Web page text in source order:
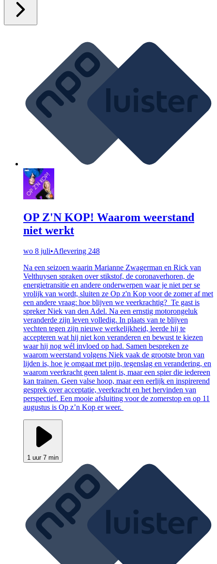
OP Z'N KOP! Waarom weerstand
niet werkt
wo 8 juli•Aflevering 248
Na een seizoen waarin Marianne Zwagerman en Rick van
Velthuysen spraken over stikstof, de coronaverhoren, de
energietransitie en andere onderwerpen waar je niet per se
vrolijk van wordt, sluiten ze Op z'n Kop voor de zomer af met
een andere vraag: hoe blijven we veerkrachtig? Te gast is
spreker Niek van den Adel. Na een ernstig motorongeluk
veranderde zijn leven volledig. In plaats van te blijven
vechten tegen zijn nieuwe werkelijkheid, leerde hij te
accepteren wat hij niet kon veranderen en bewust te kiezen
waar hij nog wél invloed op had. Samen bespreken ze
waarom weerstand volgens Niek vaak de grootste bron van
lijden is, hoe je omgaat met pijn, tegenslag en verandering, en
waarom veerkracht geen talent is, maar een spier die iedereen
kan trainen. Geen valse hoop, maar een eerlijk en inspirerend
gesprek over acceptatie, veerkracht en het hervinden van
perspectief. Een mooie afsluiting voor de zomerstop en op 11
augustus is Op z’n Kop er weer.
1 uur 7 min